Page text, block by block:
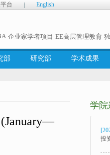
台 English
企业家学者项目 EE高层管理教育
部 研究部 学术成果
(January—
学院
投